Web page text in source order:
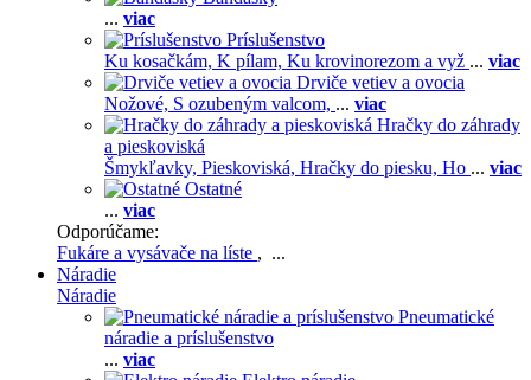
... viac
Príslušenstvo
Ku kosačkám, K pílam, Ku krovinorezom a vyž ... viac
Drviče vetiev a ovocia
Nožové, S ozubeným valcom, ... viac
Hračky do záhrady
a pieskoviská
Šmykľavky, Pieskoviská, Hračky do piesku, Ho ... viac
Ostatné
... viac
Odporúčame:
Fukáre a vysávače na líste , ...
Náradie
Náradie
Pneumatické
náradie a príslušenstvo
... viac